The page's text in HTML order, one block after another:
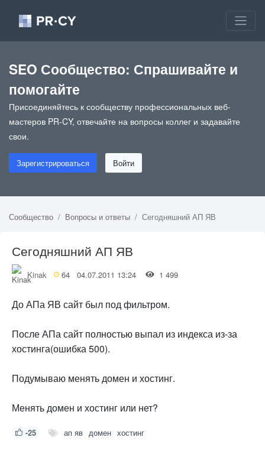
SEO Сообщество: Спрашивайте и
помогайте
Присоединяйтесь к сообществу профессиональных веб-
мастеров PR-CY, отвечайте на вопросы коллег и задавайте
свои.
Зарегистрироваться Войти
Сообщество Вопросы и ответы Сегодняшний АП ЯВ
Сегодняшний АП ЯВ
Kinak 64 04.07.2011 13:24 1 499
До АПа ЯВ сайт был под фильтром.
После АПа сайт полностью выпал из индекса из-за
хостинга(ошибка 500).
Подумываю менять домен и хостинг.
Менять домен и хостинг или нет?
-25 ап яв домен хостинг